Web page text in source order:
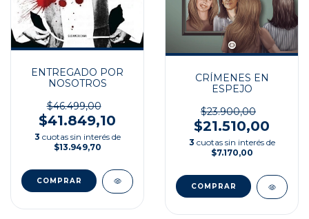
ENTREGADO POR
NOSOTROS
$46.499,00
$41.849,10
3 cuotas sin interés de
$13.949,70
CRÍMENES EN
ESPEJO
$23.900,00
$21.510,00
3 cuotas sin interés de
$7.170,00